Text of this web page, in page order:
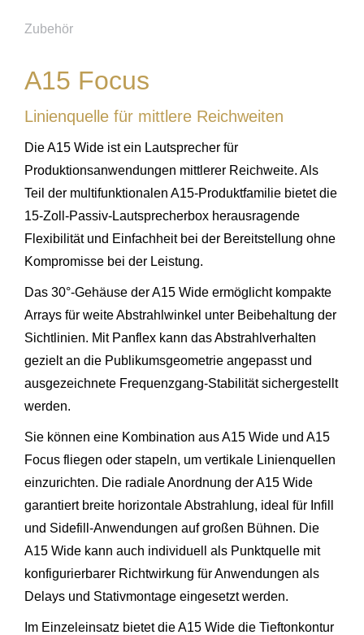
Zubehör
A15 Focus
Linienquelle für mittlere Reichweiten
Die A15 Wide ist ein Lautsprecher für
Produktionsanwendungen mittlerer Reichweite. Als
Teil der multifunktionalen A15-Produktfamilie bietet die
15-Zoll-Passiv-Lautsprecherbox herausragende
Flexibilität und Einfachheit bei der Bereitstellung ohne
Kompromisse bei der Leistung.
Das 30°-Gehäuse der A15 Wide ermöglicht kompakte
Arrays für weite Abstrahlwinkel unter Beibehaltung der
Sichtlinien. Mit Panflex kann das Abstrahlverhalten
gezielt an die Publikumsgeometrie angepasst und
ausgezeichnete Frequenzgang-Stabilität sichergestellt
werden.
Sie können eine Kombination aus A15 Wide und A15
Focus fliegen oder stapeln, um vertikale Linienquellen
einzurichten. Die radiale Anordnung der A15 Wide
garantiert breite horizontale Abstrahlung, ideal für Infill
und Sidefill-Anwendungen auf großen Bühnen. Die
A15 Wide kann auch individuell als Punktquelle mit
konfigurierbarer Richtwirkung für Anwendungen als
Delays und Stativmontage eingesetzt werden.
Im Einzeleinsatz bietet die A15 Wide die Tieftonkontur